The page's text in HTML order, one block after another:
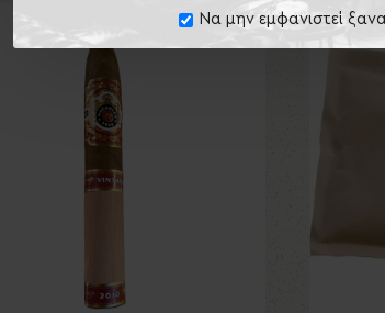
Να μην εμφανιστεί
Νέο
Εκτός Αποθέματος